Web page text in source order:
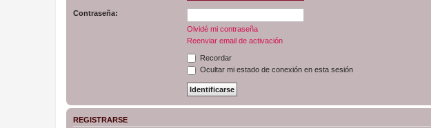
Contraseña:
Olvidé mi contraseña
Reenviar email de activación
Recordar
Ocultar mi estado de conexión en esta sesión
REGISTRARSE